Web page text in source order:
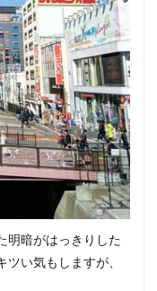
明暗がはっきりした
い気もしますが、